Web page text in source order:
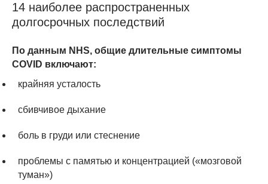
14 наиболее распространенных
долгосрочных последствий
По данным NHS, общие длительные симптомы
COVID включают:
крайняя усталость
сбивчивое дыхание
боль в груди или стеснение
проблемы с памятью и концентрацией («мозговой
туман»)